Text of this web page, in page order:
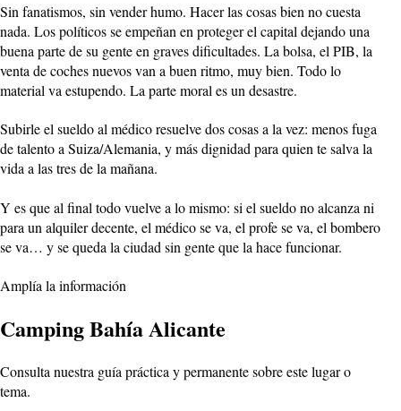
Sin fanatismos, sin vender humo. Hacer las cosas bien no cuesta
nada. Los políticos se empeñan en proteger el capital dejando una
buena parte de su gente en graves dificultades. La bolsa, el PIB, la
venta de coches nuevos van a buen ritmo, muy bien. Todo lo
material va estupendo. La parte moral es un desastre.
Subirle el sueldo al médico resuelve dos cosas a la vez: menos fuga
de talento a Suiza/Alemania, y más dignidad para quien te salva la
vida a las tres de la mañana.
Y es que al final todo vuelve a lo mismo: si el sueldo no alcanza ni
para un alquiler decente, el médico se va, el profe se va, el bombero
se va… y se queda la ciudad sin gente que la hace funcionar.
Amplía la información
Camping Bahía Alicante
Consulta nuestra guía práctica y permanente sobre este lugar o
tema.